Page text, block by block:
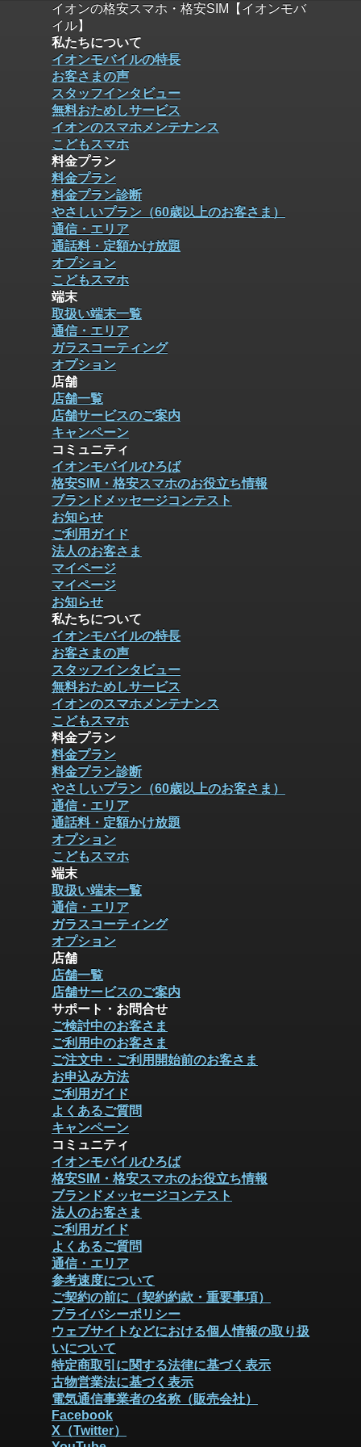
イオンの格安スマホ・格安SIM【イオンモバ
イル】
私たちについて
イオンモバイルの特長
お客さまの声
スタッフインタビュー
無料おためしサービス
イオンのスマホメンテナンス
こどもスマホ
料金プラン
料金プラン
料金プラン診断
やさしいプラン（60歳以上のお客さま）
通信・エリア
通話料・定額かけ放題
オプション
こどもスマホ
端末
取扱い端末一覧
通信・エリア
ガラスコーティング
オプション
店舗
店舗一覧
店舗サービスのご案内
キャンペーン
コミュニティ
イオンモバイルひろば
格安SIM・格安スマホのお役立ち情報
ブランドメッセージコンテスト
お知らせ
ご利用ガイド
法人のお客さま
マイページ
マイページ
お知らせ
私たちについて
イオンモバイルの特長
お客さまの声
スタッフインタビュー
無料おためしサービス
イオンのスマホメンテナンス
こどもスマホ
料金プラン
料金プラン
料金プラン診断
やさしいプラン（60歳以上のお客さま）
通信・エリア
通話料・定額かけ放題
オプション
こどもスマホ
端末
取扱い端末一覧
通信・エリア
ガラスコーティング
オプション
店舗
店舗一覧
店舗サービスのご案内
サポート・お問合せ
ご検討中のお客さま
ご利用中のお客さま
ご注文中・ご利用開始前のお客さま
お申込み方法
ご利用ガイド
よくあるご質問
キャンペーン
コミュニティ
イオンモバイルひろば
格安SIM・格安スマホのお役立ち情報
ブランドメッセージコンテスト
法人のお客さま
ご利用ガイド
よくあるご質問
通信・エリア
参考速度について
ご契約の前に（契約約款・重要事項）
プライバシーポリシー
ウェブサイトなどにおける個人情報の取り扱
いについて
特定商取引に関する法律に基づく表示
古物営業法に基づく表示
電気通信事業者の名称（販売会社）
Facebook
X（Twitter）